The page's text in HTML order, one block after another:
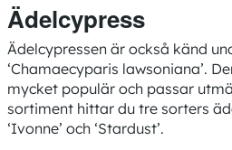
Ädelcypress
Ädelcypressen är också känd
‘Chamaecyparis lawsoniana’.
mycket populär och passar
sortiment hittar du tre sorters
‘Ivonne’ och ‘Stardust’.